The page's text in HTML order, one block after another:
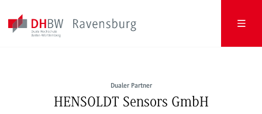
Dualer Partner
HENSOLDT Sensors GmbH